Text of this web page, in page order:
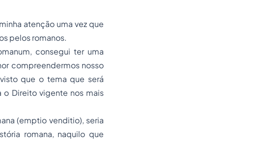
atenção uma vez que
pelos romanos.
consegui ter uma
compreendermos nosso
que o tema que será
Direito vigente nos mais
(emptio venditio), seria
romana, naquilo que